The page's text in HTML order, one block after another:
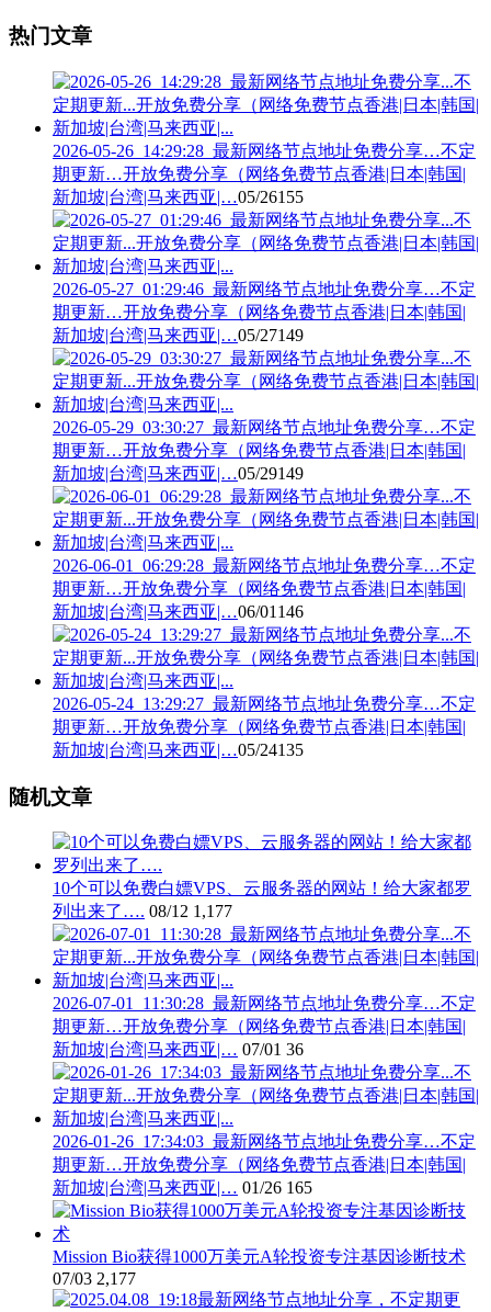
热门文章
2026-05-26_14:29:28_最新网络节点地址免费分享…不定
期更新…开放免费分享（网络免费节点香港|日本|韩国|
新加坡|台湾|马来西亚|…05/26155
2026-05-27_01:29:46_最新网络节点地址免费分享…不定
期更新…开放免费分享（网络免费节点香港|日本|韩国|
新加坡|台湾|马来西亚|…05/27149
2026-05-29_03:30:27_最新网络节点地址免费分享…不定
期更新…开放免费分享（网络免费节点香港|日本|韩国|
新加坡|台湾|马来西亚|…05/29149
2026-06-01_06:29:28_最新网络节点地址免费分享…不定
期更新…开放免费分享（网络免费节点香港|日本|韩国|
新加坡|台湾|马来西亚|…06/01 146
2026-05-24_13:29:27_最新网络节点地址免费分享…不定
期更新…开放免费分享（网络免费节点香港|日本|韩国|
新加坡|台湾|马来西亚|…05/24135
随机文章
10个可以免费白嫖VPS、云服务器的网站！给大家都罗
列出来了…. 08/12 1,177
2026-07-01_11:30:28_最新网络节点地址免费分享…不定
期更新…开放免费分享（网络免费节点香港|日本|韩国|
新加坡|台湾|马来西亚|… 07/01 36
2026-01-26_17:34:03_最新网络节点地址免费分享…不定
期更新…开放免费分享（网络免费节点香港|日本|韩国|
新加坡|台湾|马来西亚|… 01/26 165
Mission Bio获得1000万美元A轮投资专注基因诊断技术
07/03 2,177